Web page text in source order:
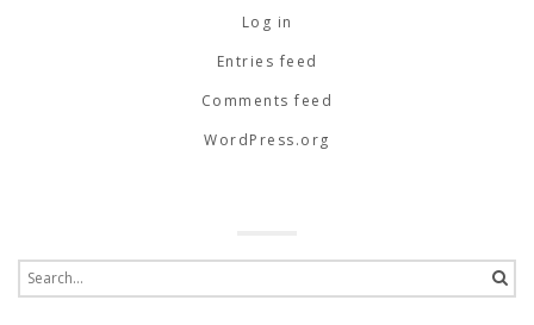
Log in
Entries feed
Comments feed
WordPress.org
for: